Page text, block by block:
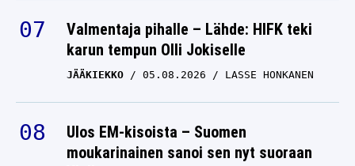
Valmentaja pihalle – Lähde: HIFK teki
karun tempun Olli Jokiselle
JÄÄKIEKKO 05.08.2026 LASSE HONKANEN
Ulos EM-kisoista – Suomen
moukarinainen sanoi sen nyt suoraan
Ylelle